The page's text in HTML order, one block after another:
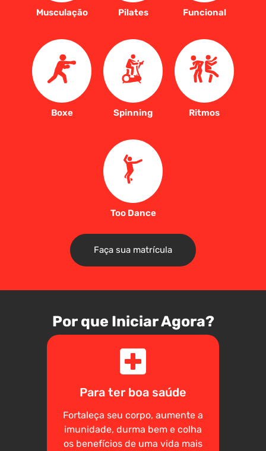
Musculação Pilates Funcional
Boxe Spinning Ritmos
Too Dance
Faça sua matrícula
Por que Iniciar Agora?
Para ter boa saúde
Fortaleça seu corpo, aumente a
imunidade, durma bem e colha
os benefícios de uma vida mais